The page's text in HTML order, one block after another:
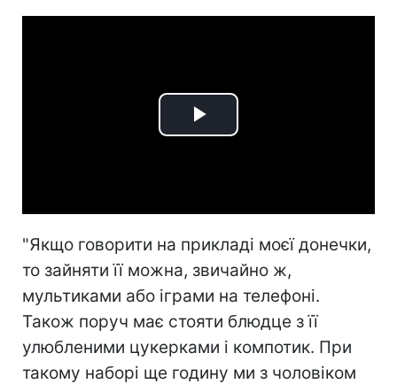
Play
"Якщо говорити на прикладі моєї донечки,
то зайняти її можна, звичайно ж,
мультиками або іграми на телефоні.
Також поруч має стояти блюдце з її
улюбленими цукерками і компотик. При
такому наборі ще годину ми з чоловіком